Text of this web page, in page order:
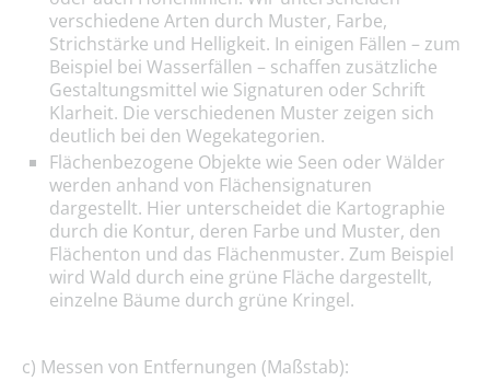
verschiedene Arten durch Muster, Farbe,
Strichstärke und Helligkeit. In einigen Fällen – zum
Beispiel bei Wasserfällen – schaffen zusätzliche
Gestaltungsmittel wie Signaturen oder Schrift
Klarheit. Die verschiedenen Muster zeigen sich
deutlich bei den Wegekategorien.
Flächenbezogene Objekte wie Seen oder Wälder
werden anhand von Flächensignaturen
dargestellt. Hier unterscheidet die Kartographie
durch die Kontur, deren Farbe und Muster, den
Flächenton und das Flächenmuster. Zum Beispiel
wird Wald durch eine grüne Fläche dargestellt,
einzelne Bäume durch grüne Kringel.
c) Messen von Entfernungen (Maßstab):